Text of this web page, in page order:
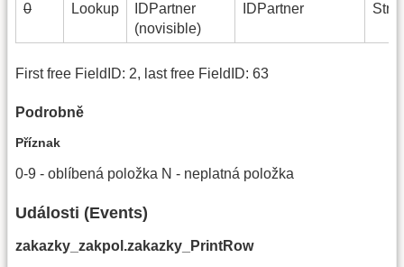
0 Lookup
IDPartner
(novisible)
IDPartner
First free FieldID: 2, last free FieldID: 63
Podrobně
Příznak
0-9 - oblíbená položka N - neplatná položka
Události (Events)
zakazky_zakpol.zakazky_PrintRow